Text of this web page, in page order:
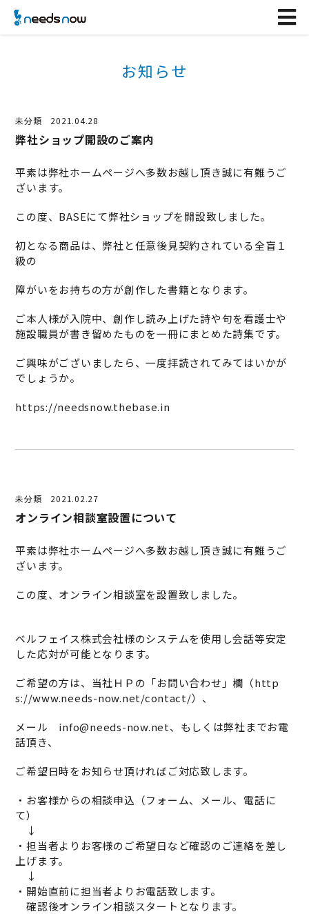
お知らせ
未分類 2021.04.28
弊社ショップ開設のご案内
平素は弊社ホームページへ多数お越し頂き誠に有難うご
ざいます。
この度、BASEにて弊社ショップを開設致しました。
初となる商品は、弊社と任意後見契約されている全盲１
級の
障がいをお持ちの方が創作した書籍となります。
ご本人様が入院中、創作し読み上げた詩や句を看護士や
施設職員が書き留めたものを一冊にまとめた詩集です。
ご興味がございましたら、一度拝読されてみてはいかが
でしょうか。
https://needsnow.thebase.in
未分類 2021.02.27
オンライン相談室設置について
平素は弊社ホームページへ多数お越し頂き誠に有難うご
ざいます。
この度、オンライン相談室を設置致しました。
ベルフェイス株式会社様のシステムを使用し会話等安定
した応対が可能となります。
ご希望の方は、当社ＨＰの「お問い合わせ」欄（http
s://www.needs-now.net/contact/）、
メール info@needs-now.net、もしくは弊社までお電
話頂き、
ご希望日時をお知らせ頂ければご対応致します。
・お客様からの相談申込（フォーム、メール、電話に
て）
↓
・担当者よりお客様のご希望日など確認のご連絡を差し
上げます。
↓
・開始直前に担当者よりお電話致します。
確認後オンライン相談スタートとなります。